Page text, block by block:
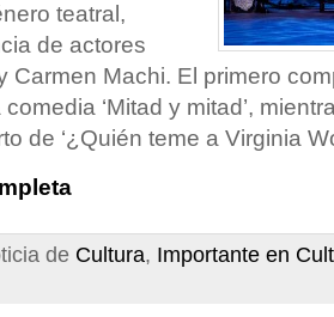
teatral,
de actores
Carmen Machi. El primero
‘Mitad y mitad’,
de ‘¿Quién teme a Virginia
de Cultura, Importante en